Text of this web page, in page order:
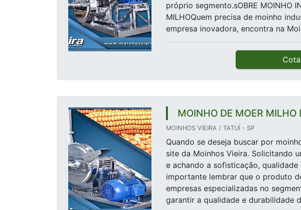
próprio segmento.sOBRE MOINHO
MILHOQuem precisa de moinho
empresa inovadora, encontra na
MOINHO DE MOER MILHO
MOINHOS VIEIRA / TATUÍ - SP
Quando se deseja buscar por
site da Moinhos Vieira. Solicitando
e achando a sofisticação,
importante lembrar que o produto
empresas especializadas no
garantir a qualidade e durabilidade